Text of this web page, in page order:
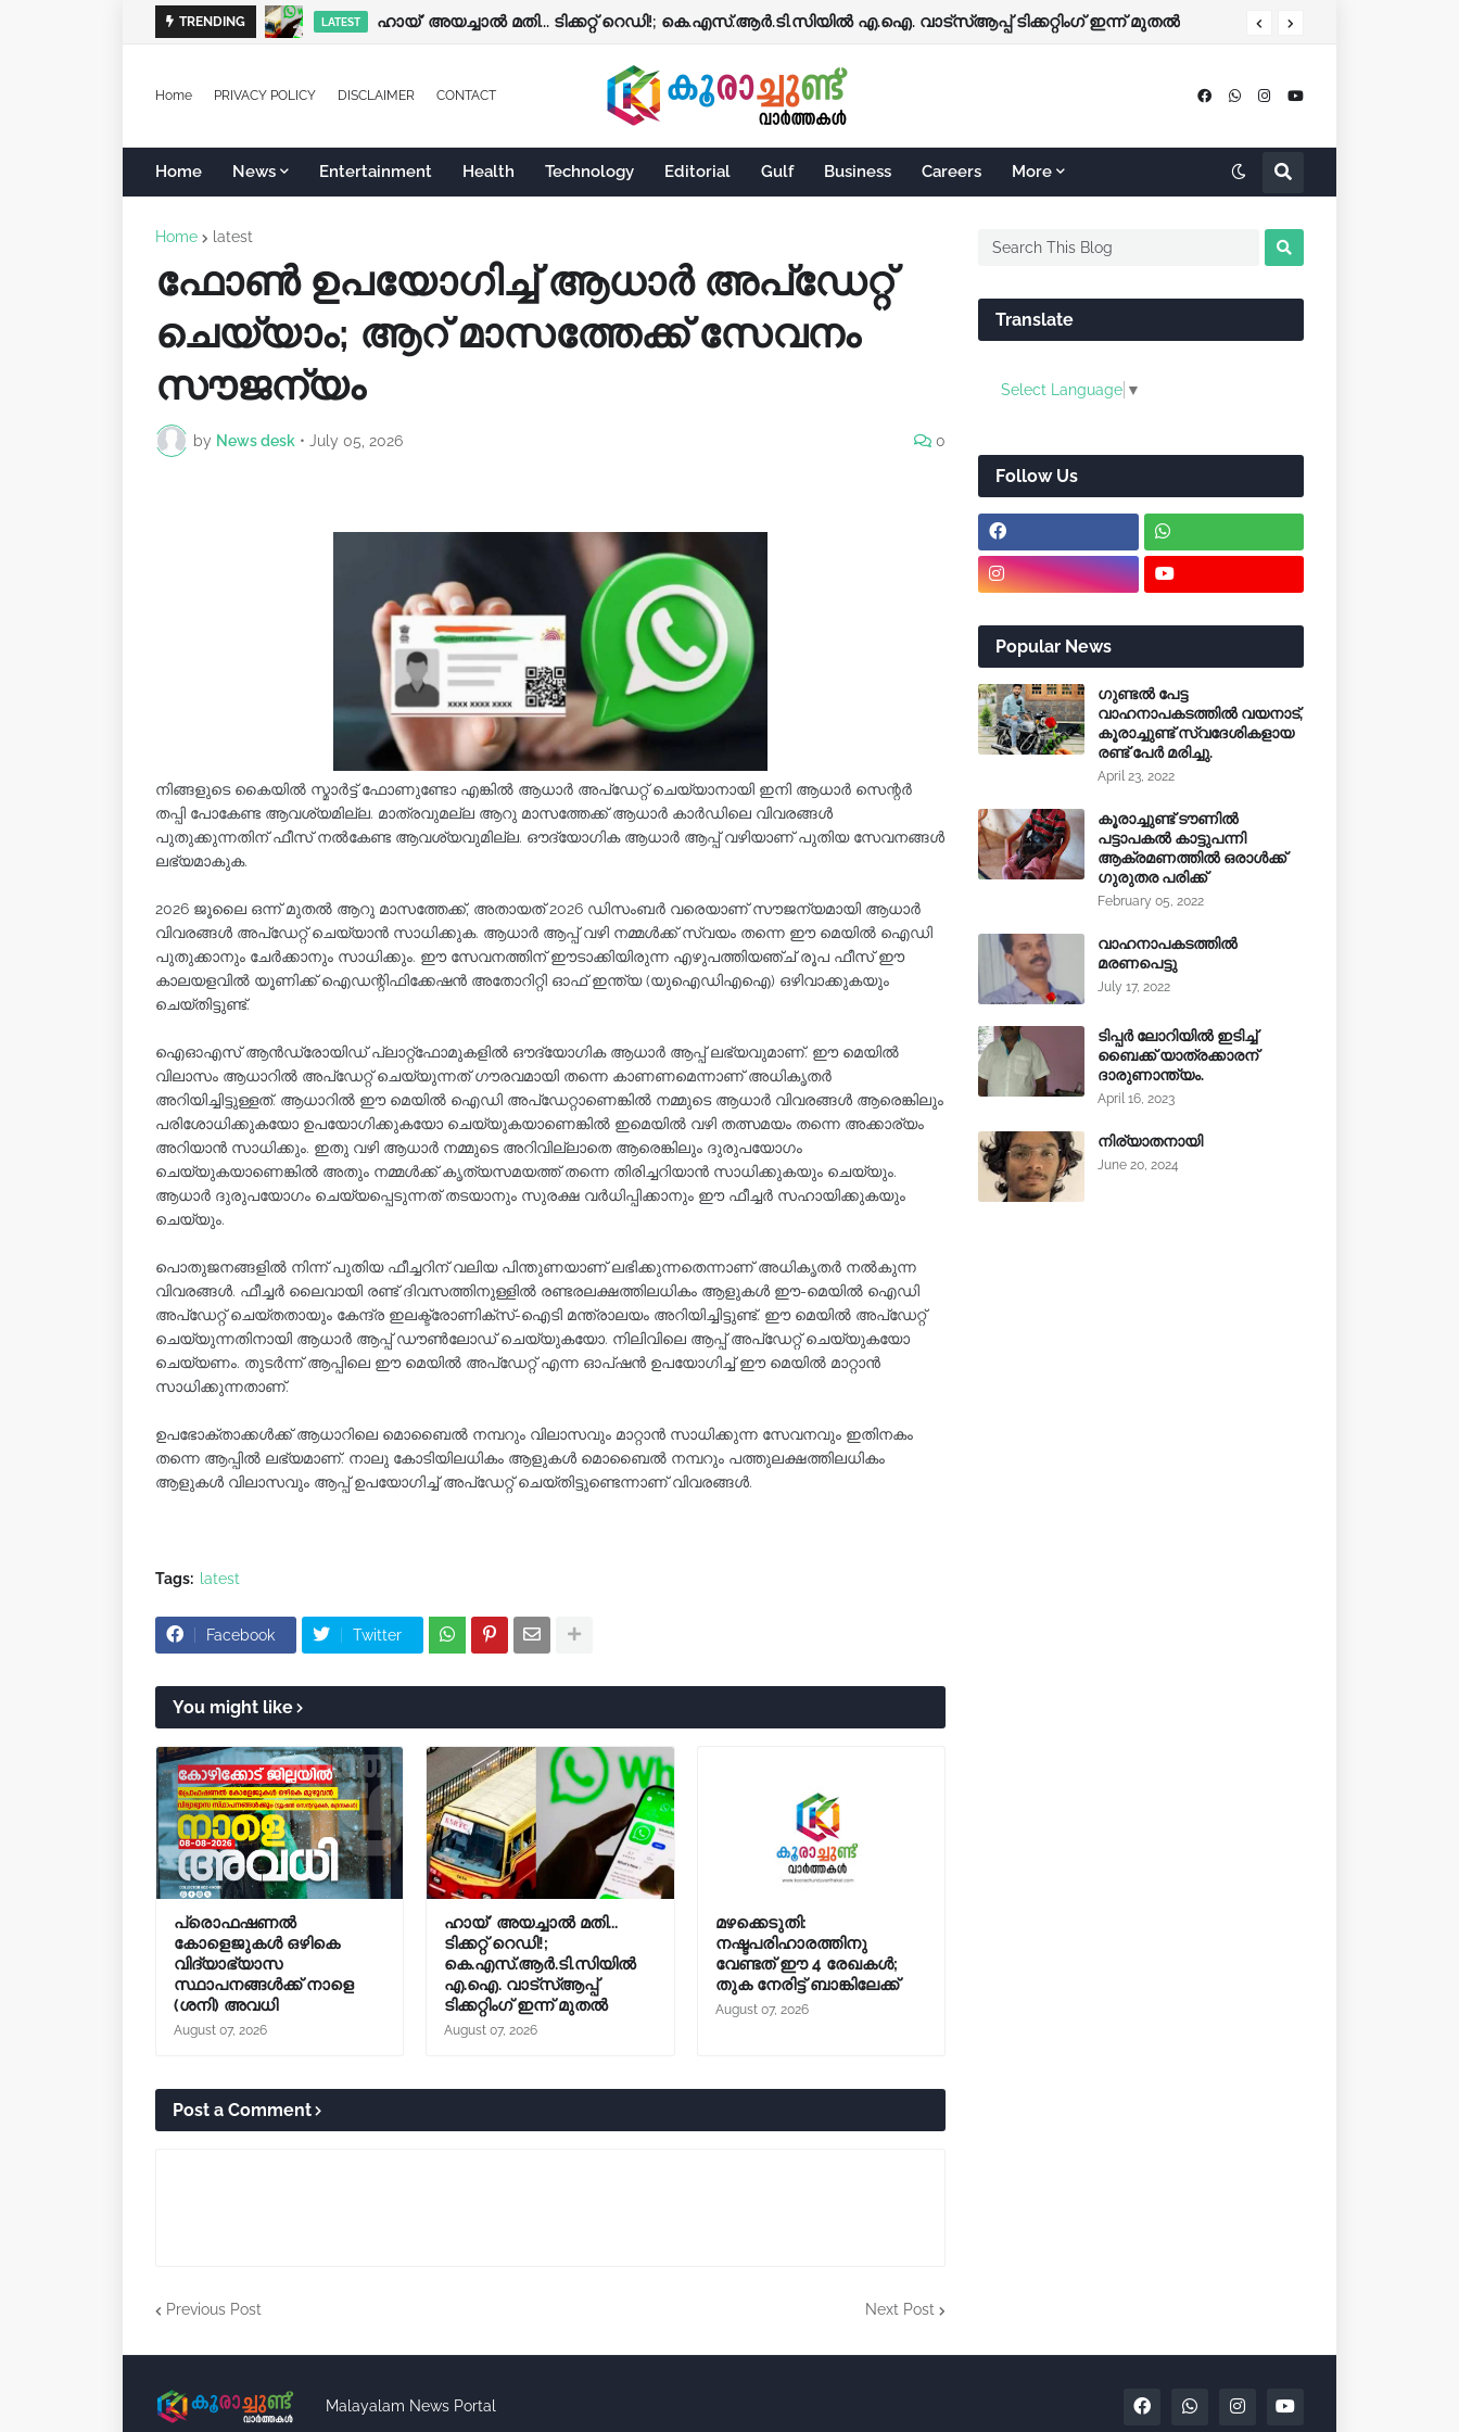
TRENDING LATEST ഹായ്' അയച്ചാല്‍ മതി... ടിക്കറ്റ് റെഡി!; കെ.എസ്.ആര്‍.ടി.സിയില്‍ എ.ഐ. വാട്സ്ആപ്പ് ടിക്കറ്റിംഗ് ഇന്ന് മുതല്‍
LATEST മഴക്കെടുതി: നഷ്ടപരിഹാരത്തിനു വേണ്ടത് ഈ 4 രേഖകൾ; തുക നേരിട്ട് ബാങ്കിലേക്ക്
Home PRIVACY POLICY DISCLAIMER CONTACT
Home News Entertainment Health Technology Editorial Gulf Business Careers More
Home latest
ഫോൺ ഉപയോ​ഗിച്ച് ആധാർ അപ്ഡേറ്റ്
ചെയ്യാം; ആറ് മാസത്തേക്ക് സേവനം
സൗജന്യം
by News desk • July 05, 2026 0
നിങ്ങളുടെ കൈയിൽ സ്മാർട്ട് ഫോണുണ്ടോ എങ്കിൽ ആധാർ അപ്ഡേറ്റ് ചെയ്യാനായി ഇനി ആധാർ സെന്റർ
തപ്പി പോകേണ്ട ആവശ്യമില്ല. മാത്രവുമല്ല ആറു മാസത്തേക്ക് ആധാർ കാർഡിലെ വിവരങ്ങൾ
പുതുക്കുന്നതിന് ഫീസ് നൽകേണ്ട ആവശ്യവുമില്ല. ഔദ്യോ​ഗിക ആ​ധാർ ആപ്പ് വഴിയാണ് പുതിയ സേവനങ്ങൾ
ലഭ്യമാകുക.
2026 ജൂലൈ ഒന്ന് മുതൽ ആറു മാസത്തേക്ക്, അതായത് 2026 ഡിസംബർ വരെയാണ് സൗജന്യമായി ആധാർ
വിവരങ്ങൾ അപ്ഡേറ്റ് ചെയ്യാൻ സാധിക്കുക. ആധാർ ആപ്പ് വഴി നമ്മൾക്ക് സ്വയം തന്നെ ഈ മെയിൽ ഐഡി
പുതുക്കാനും ചേർക്കാനും സാധിക്കും. ഈ സേവനത്തിന് ഈടാക്കിയിരുന്ന എഴുപത്തിയഞ്ച് രൂപ ഫീസ് ഈ
കാലയളവിൽ യൂണിക്ക് ഐഡന്റിഫിക്കേഷൻ അതോറിറ്റി ഓഫ് ഇന്ത്യ (യുഐഡിഎഐ) ഒഴിവാക്കുകയും
ചെയ്തിട്ടുണ്ട്.
ഐഓഎസ് ആൻഡ്രോയിഡ് പ്ലാറ്റ്ഫോമുകളിൽ ഔദ്യോ​ഗിക ആധാർ ആപ്പ് ലഭ്യവുമാണ്. ഈ മെയിൽ
വിലാസം ആധാറിൽ അപ്ഡേറ്റ് ചെയ്യുന്നത് ​ഗൗരവമായി തന്നെ കാണണമെന്നാണ് അധികൃതർ
അറിയിച്ചിട്ടുള്ളത്. ആധാറിൽ ഈ മെയിൽ ഐഡി അപ്ഡേറ്റാണെങ്കിൽ നമ്മുടെ ആധാർ വിവരങ്ങൾ ആരെങ്കിലും
പരിശോധിക്കുകയോ ഉപയോ​ഗിക്കുകയോ ചെയ്യുകയാണെങ്കിൽ ഇമെയിൽ വഴി തത്സമയം തന്നെ അക്കാര്യം
അറിയാൻ സാധിക്കും. ഇതു വഴി ആധാർ നമ്മുടെ അറിവില്ലാതെ ആരെങ്കിലും ദുരുപയോ​ഗം
ചെയ്യുകയാണെങ്കിൽ അതും നമ്മൾക്ക് കൃത്യസമയത്ത് തന്നെ തിരിച്ചറിയാൻ സാധിക്കുകയും ചെയ്യും.
ആധാർ ദുരുപയോ​ഗം ചെയ്യപ്പെടുന്നത് തടയാനും സുരക്ഷ വർധിപ്പിക്കാനും ഈ ഫീച്ചർ സഹായിക്കുകയും
ചെയ്യും.
പൊതുജനങ്ങളിൽ നിന്ന് പുതിയ ഫീച്ചറിന് വലിയ പിന്തുണയാണ് ലഭിക്കുന്നതെന്നാണ് അധികൃതർ നൽകുന്ന
വിവരങ്ങൾ. ഫീച്ചർ ലൈവായി രണ്ട് ദിവസത്തിനുള്ളിൽ രണ്ടരലക്ഷത്തിലധികം ആളുകൾ ഈ-മെയിൽ ഐഡി
അപ്ഡേറ്റ് ചെയ്തതായും കേന്ദ്ര ഇലക്ട്രോണിക്സ്-ഐടി മന്ത്രാലയം അറിയിച്ചിട്ടുണ്ട്. ഈ മെയിൽ അപ്ഡേറ്റ്
ചെയ്യുന്നതിനായി ആധാർ ആപ്പ് ഡൗൺലോഡ് ചെയ്യുകയോ. നിലിവിലെ ആപ്പ് അപ്ഡേറ്റ് ചെയ്യുകയോ
ചെയ്യണം. തുടർന്ന് ആപ്പിലെ ഈ മെയിൽ അപ്ഡേറ്റ് എന്ന ഓപ്ഷൻ ഉപയോ​ഗിച്ച് ഈ മെയിൽ മാറ്റാൻ
സാധിക്കുന്നതാണ്.
ഉപഭോക്താക്കൾക്ക് ആധാറിലെ മൊബൈൽ നമ്പറും വിലാസവും മാറ്റാൻ സാധിക്കുന്ന സേവനവും ഇതിനകം
തന്നെ ആപ്പിൽ ലഭ്യമാണ്. നാലു കോടിയിലധികം ആളുകൾ മൊബൈൽ നമ്പറും പത്തുലക്ഷത്തിലധികം
ആളുകൾ വിലാസവും ആപ്പ് ഉപയോ​ഗിച്ച് അപ്ഡേറ്റ് ചെയ്തിട്ടുണ്ടെന്നാണ് വിവരങ്ങൾ.
Tags: latest
Facebook Twitter
You might like
പ്രൊഫഷണൽ
കോളെജുകൾ ഒഴികെ
വിദ്യാഭ്യാസ
സ്ഥാപനങ്ങൾക്ക് നാളെ
(ശനി) അവധി
August 07, 2026
ഹായ്' അയച്ചാല്‍ മതി...
ടിക്കറ്റ് റെഡി!;
കെ.എസ്.ആര്‍.ടി.സിയില്‍
എ.ഐ. വാട്സ്ആപ്പ്
ടിക്കറ്റിംഗ് ഇന്ന് മുതല്‍
August 07, 2026
മഴക്കെടുതി:
നഷ്ടപരിഹാരത്തിനു
വേണ്ടത് ഈ 4 രേഖകൾ;
തുക നേരിട്ട് ബാങ്കിലേക്ക്
August 07, 2026
Post a Comment
Previous Post Next Post
Translate
Select Language ▼
Follow Us
Popular News
ഗുണ്ടൽ പേട്ട
വാഹനാപകടത്തിൽ വയനാട്,
കൂരാച്ചുണ്ട് സ്വദേശികളായ
രണ്ട് പേർ മരിച്ചു.
April 23, 2022
കൂരാച്ചുണ്ട് ടൗണിൽ
പട്ടാപകൽ കാട്ടുപന്നി
ആക്രമണത്തിൽ ഒരാൾക്ക്
ഗുരുതര പരിക്ക്
February 05, 2022
വാഹനാപകടത്തിൽ
മരണപെട്ടു
July 17, 2022
ടിപ്പർ ലോറിയിൽ ഇടിച്ച്
ബൈക്ക് യാത്രക്കാരന്
ദാരുണാന്ത്യം.
April 16, 2023
നിര്യാതനായി
June 20, 2024
Malayalam News Portal